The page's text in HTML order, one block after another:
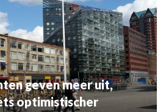
geven meer uit,
optimistischer